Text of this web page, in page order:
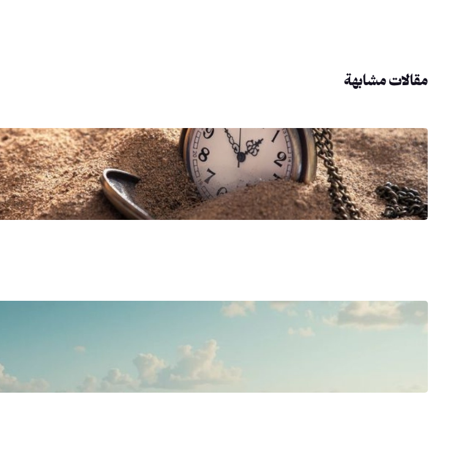
مقالات مشابهة